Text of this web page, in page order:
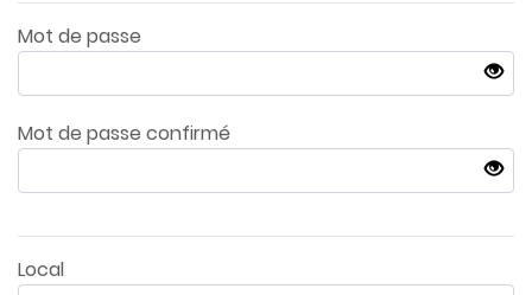
Mot de passe
Mot de passe confirmé
Local